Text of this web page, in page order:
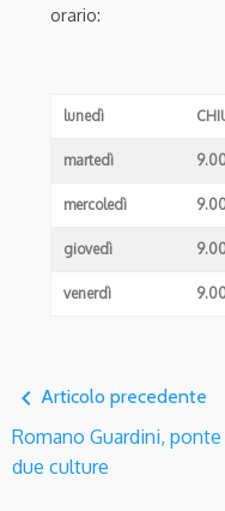
orario:
lunedì
martedì
mercoledì
giovedì
venerdì
navigate_before Articolo precedente
Romano Guardini, ponte
due culture